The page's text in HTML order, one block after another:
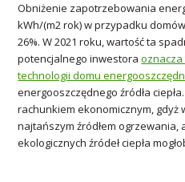
Obniżenie zapotrzebowania
kWh/(m2 rok) w przypadku
26%. W 2021 roku, wartość ta
potencjalnego inwestora
technologii domu
energooszczędnego źródła
rachunkiem ekonomicznym, gdyż
najtańszym źródłem ogrzewania,
ekologicznych źródeł ciepła